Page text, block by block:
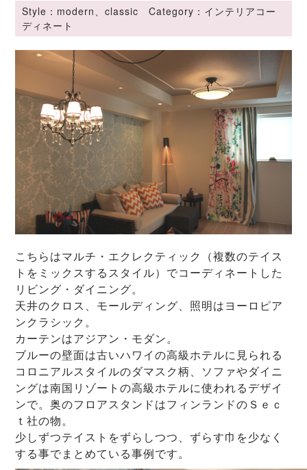
Style：modern、classic Category：インテリアコー
ディネート
こちらはマルチ・エクレクティック（複数のテイス
トをミックスするスタイル）でコーディネートした
リビング・ダイニング。
天井のクロス、モールディング、照明はヨーロピア
ンクラシック。
カーテンはアジアン・モダン。
ブルーの壁面は古いハワイの高級ホテルに見られる
コロニアルスタイルのダマスク柄、ソファやダイニ
ングは南国リゾートの高級ホテルに使われるデザイ
ンで。奥のフロアスタンドはフィンランドのＳｅｃ
ｔ社の物。
少しずつテイストをずらしつつ、ずらす巾を少なく
する事でまとめている事例です。